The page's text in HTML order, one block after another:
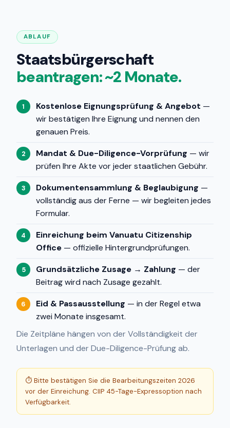
ABLAUF
Staatsbürgerschaft
beantragen: ~2 Monate.
1 Kostenlose Eignungsprüfung & Angebot —
wir bestätigen Ihre Eignung und nennen den
genauen Preis.
2 Mandat & Due-Diligence-Vorprüfung — wir
prüfen Ihre Akte vor jeder staatlichen Gebühr.
3 Dokumentensammlung & Beglaubigung —
vollständig aus der Ferne — wir begleiten jedes
Formular.
4
Einreichung beim Vanuatu Citizenship
Office — offizielle Hintergrundprüfungen.
5 Grundsätzliche Zusage → Zahlung — der
Beitrag wird nach Zusage gezahlt.
6 Eid & Passausstellung — in der Regel etwa
zwei Monate insgesamt.
Die Zeitpläne hängen von der Vollständigkeit der
Unterlagen und der Due-Diligence-Prüfung ab.
⏱ Bitte bestätigen Sie die Bearbeitungszeiten 2026
vor der Einreichung. CIIP 45-Tage-Expressoption nach
Verfügbarkeit.